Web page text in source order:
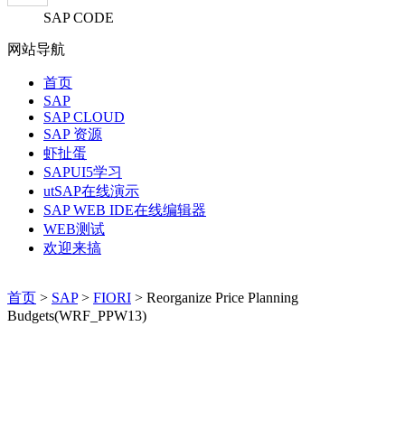
SAP CODE
网站导航
首页
SAP
SAP CLOUD
SAP 资源
虾扯蛋
SAPUI5学习
utSAP在线演示
SAP WEB IDE在线编辑器
WEB测试
欢迎来搞
首页 > SAP> FIORI > Reorganize Price Planning
Budgets(WRF_PPW13)